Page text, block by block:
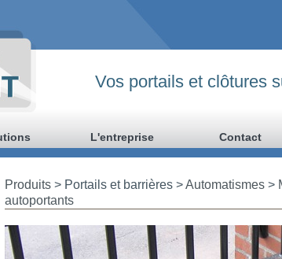
Vos portails et clôtures
L'entreprise Contact
Produits> Portails et barrières >Automatismes>
autoportants